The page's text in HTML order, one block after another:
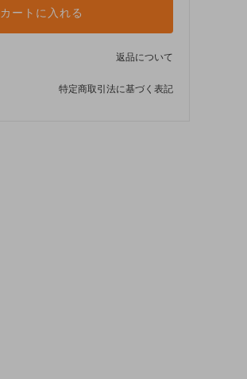
カートに入れる
返品について
特定商取引法に基づく表記